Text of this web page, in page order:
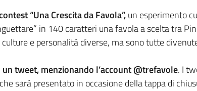
“Una Crescita da Favola”,un esperimento
in 140 caratteri una favola a scelta tra
e personalità diverse, ma sono tutte
un tweet, menzionando l’account @trefavole. I
sarà presentato in occasione della tappa di